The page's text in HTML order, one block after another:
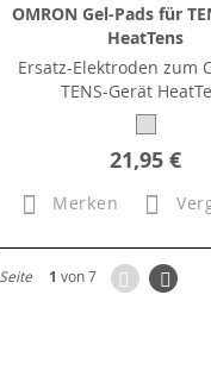
OMRON Gel-Pads für
HeatTens
Ersatz-Elektroden zum
TENS-Gerät
21,95 €
Merken
Seite 1 von 7 ZurückSeite
Weiter